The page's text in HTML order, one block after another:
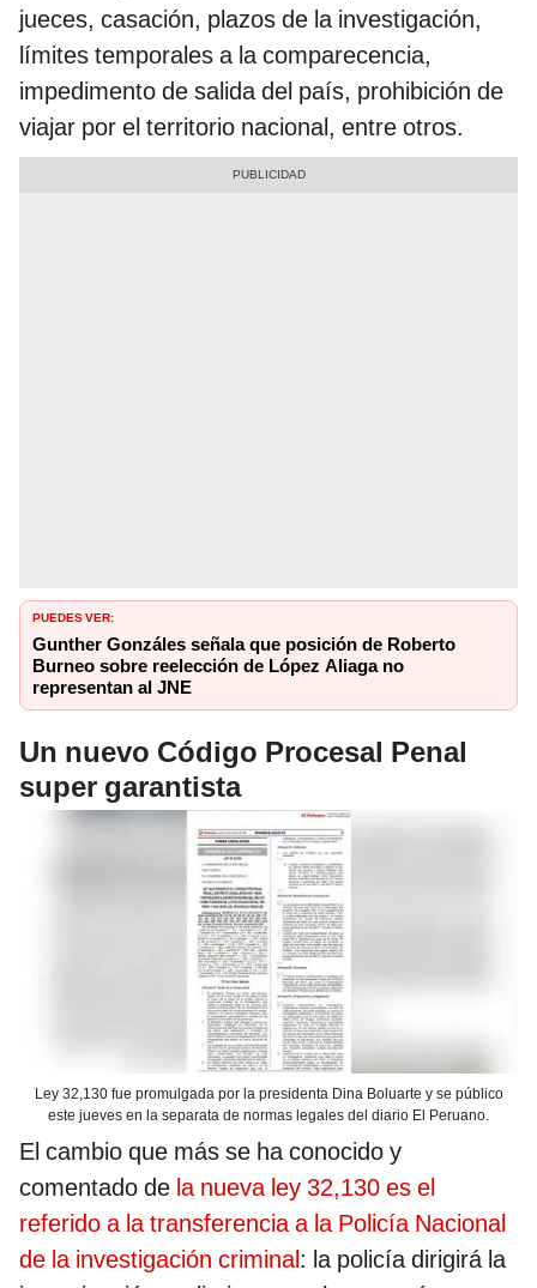
jueces, casación, plazos de la investigación,
límites temporales a la comparecencia,
impedimento de salida del país, prohibición de
viajar por el territorio nacional, entre otros.
PUEDES VER:
Gunther Gonzáles señala que posición de Roberto
Burneo sobre reelección de López Aliaga no
representan al JNE
Un nuevo Código Procesal Penal
super garantista
Ley 32,130 fue promulgada por la presidenta Dina Boluarte y se público
este jueves en la separata de normas legales del diario El Peruano.
El cambio que más se ha conocido y
comentado de la nueva ley 32,130 es el
referido a la transferencia a la Policía Nacional
de la investigación criminal: la policía dirigirá la